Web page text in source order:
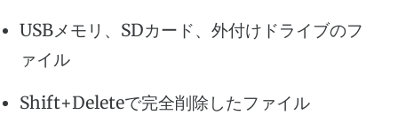
USBメモリ、SDカード、外付けドライブのフ
ァイル
Shift+Deleteで完全削除したファイル